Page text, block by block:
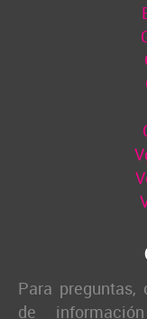
Para preguntas,
de